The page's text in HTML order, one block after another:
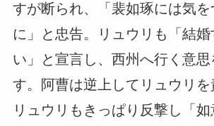
すが断られ、「裴如琢には気を
に」と忠告。リュウリも「結
い」と宣言し、西州へ行く意思
す。阿曹は逆上してリュウリを
リュウリもきっぱり反撃し「